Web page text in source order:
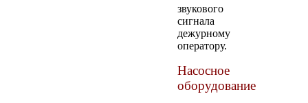
звукового
сигнала
дежурному
оператору.
Насосное
оборудование